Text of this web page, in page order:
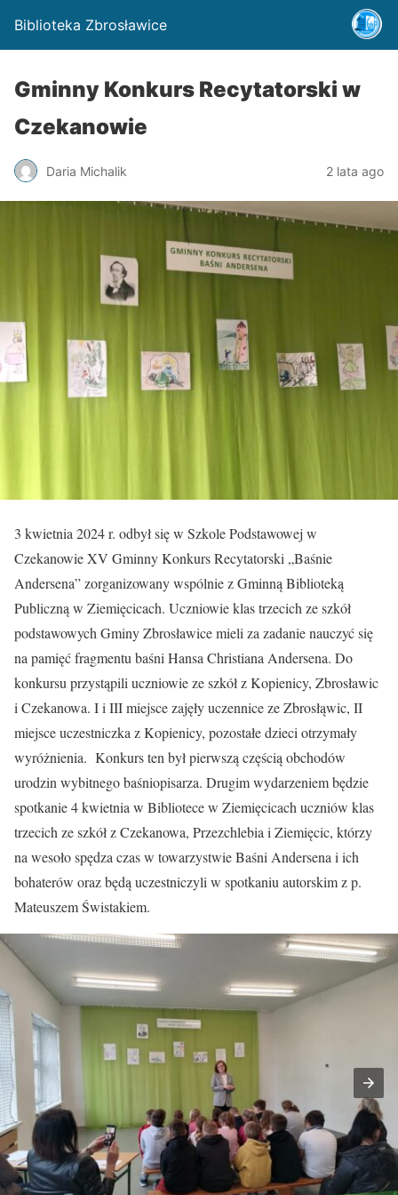
Biblioteka Zbrosławice
Gminny Konkurs Recytatorski w
Czekanowie
Daria Michalik 2 lata ago
3 kwietnia 2024 r. odbył się w Szkole Podstawowej w
Czekanowie XV Gminny Konkurs Recytatorski „Baśnie
Andersena” zorganizowany wspólnie z Gminną Biblioteką
Publiczną w Ziemięcicach. Uczniowie klas trzecich ze szkół
podstawowych Gminy Zbrosławice mieli za zadanie nauczyć się
na pamięć fragmentu baśni Hansa Christiana Andersena. Do
konkursu przystąpili uczniowie ze szkół z Kopienicy, Zbrosławic
i Czekanowa. I i III miejsce zajęły uczennice ze Zbrosłąwic, II
miejsce uczestniczka z Kopienicy, pozostałe dzieci otrzymały
wyróżnienia. Konkurs ten był pierwszą częścią obchodów
urodzin wybitnego baśniopisarza. Drugim wydarzeniem będzie
spotkanie 4 kwietnia w Bibliotece w Ziemięcicach uczniów klas
trzecich ze szkół z Czekanowa, Przezchlebia i Ziemięcic, którzy
na wesoło spędza czas w towarzystwie Baśni Andersena i ich
bohaterów oraz będą uczestniczyli w spotkaniu autorskim z p.
Mateuszem Świstakiem.